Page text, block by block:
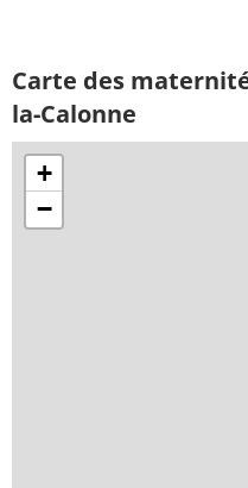
Carte des
la-Calonne
+
−